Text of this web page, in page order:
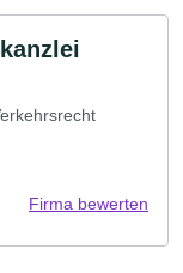
Firma bewerten